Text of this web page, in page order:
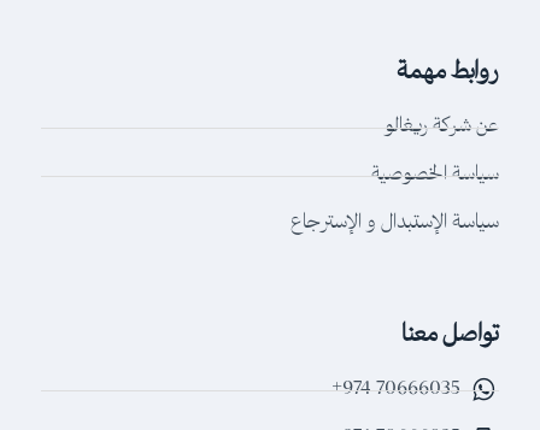
روابط مهمة
عن شركة ريغالو
سياسة الخصوصية
سياسة الإستبدال و الإسترجاع
تواصل معنا
70666035 974+